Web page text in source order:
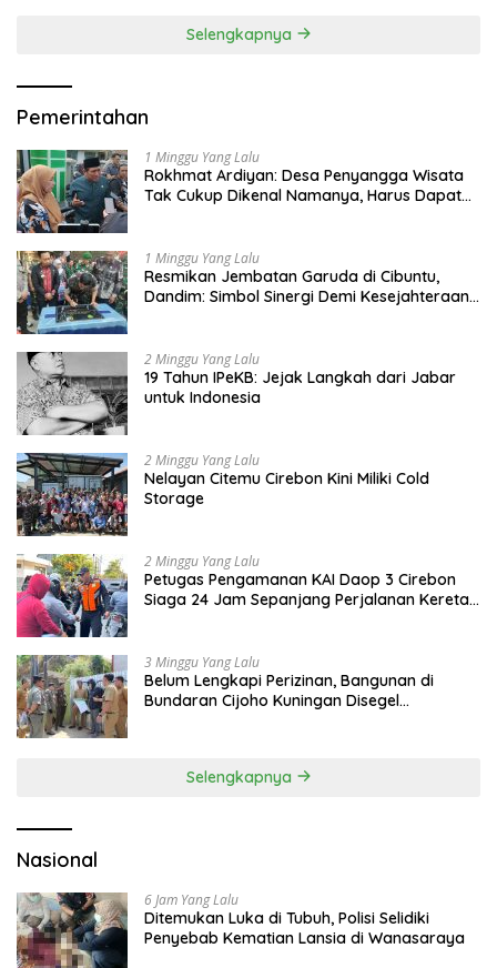
Selengkapnya
Pemerintahan
1 Minggu Yang Lalu
Rokhmat Ardiyan: Desa Penyangga Wisata
Tak Cukup Dikenal Namanya, Harus Dapat
1 Minggu Yang Lalu
Resmikan Jembatan Garuda di Cibuntu,
Dandim: Simbol Sinergi Demi Kesejahteraan
2 Minggu Yang Lalu
19 Tahun IPeKB: Jejak Langkah dari Jabar
untuk Indonesia
2 Minggu Yang Lalu
Nelayan Citemu Cirebon Kini Miliki Cold
Storage
2 Minggu Yang Lalu
Petugas Pengamanan KAI Daop 3 Cirebon
Siaga 24 Jam Sepanjang Perjalanan Kereta
3 Minggu Yang Lalu
Belum Lengkapi Perizinan, Bangunan di
Bundaran Cijoho Kuningan Disegel
Selengkapnya
Nasional
6 Jam Yang Lalu
Ditemukan Luka di Tubuh, Polisi Selidiki
Penyebab Kematian Lansia di Wanasaraya